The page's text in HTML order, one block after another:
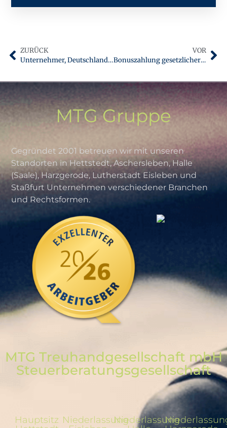
ZURÜCK
Unternehmer, Deutschlandticket und Kapitalanleger | Aktuelles aus Steuern und Wirtschaft Februar 2024
VOR
Bonuszahlung gesetzlicher Krankenkassen, Kinderbetreuungskosten und Vorabpauschalen bei Investmentfonds | Steuern im Blick März 2024
MTG Gruppe
Gegründet 2001 betreuen wir mit unseren
Standorten in Hettstedt, Aschersleben, Halle
(Saale), Harzgerode, Lutherstadt Eisleben und
Staßfurt Unternehmen verschiedener Branchen
und Rechtsformen.
MTG Treuhandgesellschaft mbH
Steuerberatungs­gesellschaft
Hauptsitz NiederlassungNiederlassung